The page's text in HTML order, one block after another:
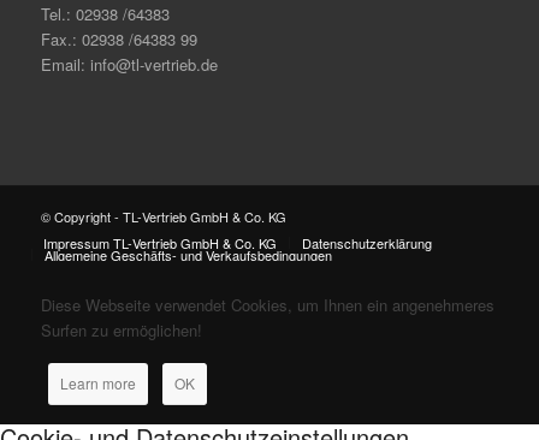
Tel.: 02938 /64383
Fax.: 02938 /64383 99
Email: info@tl-vertrieb.de
© Copyright - TL-Vertrieb GmbH & Co. KG
Impressum TL-Vertrieb GmbH & Co. KG
Datenschutzerklärung
Allgemeine Geschäfts- und Verkaufsbedingungen
Diese Webseite verwendet Cookies, um Ihnen ein angenehmeres
Surfen zu ermöglichen!
Learn more OK